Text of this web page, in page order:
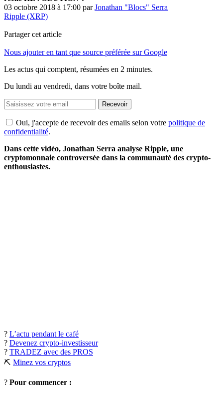
03 octobre 2018 à 17:00 parJonathan "Blocs" Serra
Ripple (XRP)
Partager cet article
Nous ajouter en tant que source préférée sur Google
Les actus qui comptent, résumées en 2 minutes.
Du lundi au vendredi, dans votre boîte mail.
Recevoir
Oui, j'accepte de recevoir des emails selon votre politique de
confidentialité.
Dans cette vidéo, Jonathan Serra analyse Ripple, une
cryptomonnaie controversée dans la communauté des crypto-
enthousiastes.
? L’actu pendant le café
? Devenez crypto-investisseur
? TRADEZ avec des PROS
⛏ Minez vos cryptos
? Pour commencer :